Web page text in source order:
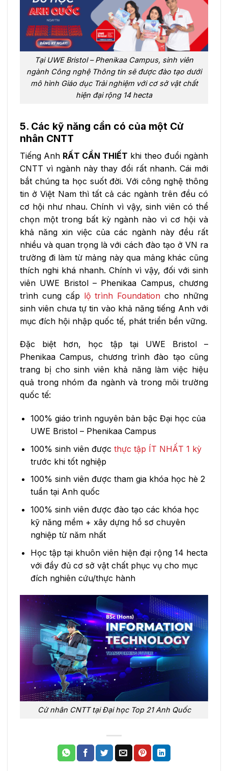
Tại UWE Bristol – Phenikaa Campus, sinh viên
ngành Công nghệ Thông tin sẽ được đào tạo dưới
mô hình Giáo dục Trải nghiệm với cơ sở vật chất
hiện đại rộng 14 hecta
5. Các kỹ năng cần có của một Cử
nhân CNTT
Tiếng Anh RẤT CẦN THIẾT khi theo đuổi ngành
CNTT vì ngành này thay đổi rất nhanh. Cái mới
bắt chúng ta học suốt đời. Với công nghệ thông
tin ở Việt Nam thì tất cả các ngành trên đều có
cơ hội như nhau. Chính vì vậy, sinh viên có thể
chọn một trong bất kỳ ngành nào vì cơ hội và
khả năng xin việc của các ngành này đều rất
nhiều và quan trọng là với cách đào tạo ở VN ra
trường đi làm từ mảng này qua mảng khác cũng
thích nghi khá nhanh. Chính vì vậy, đối với sinh
viên UWE Bristol – Phenikaa Campus, chương
trình cung cấp lộ trình Foundation cho những
sinh viên chưa tự tin vào khả năng tiếng Anh với
mục đích hội nhập quốc tế, phát triển bền vững.
Đặc biệt hơn, học tập tại UWE Bristol –
Phenikaa Campus, chương trình đào tạo cũng
trang bị cho sinh viên khả năng làm việc hiệu
quả trong nhóm đa ngành và trong môi trường
quốc tế:
100% giáo trình nguyên bản bậc Đại học của
UWE Bristol – Phenikaa Campus
100% sinh viên được thực tập ÍT NHẤT 1 kỳ
trước khi tốt nghiệp
100% sinh viên được tham gia khóa học hè 2
tuần tại Anh quốc
100% sinh viên được đào tạo các khóa học
kỹ năng mềm + xây dựng hồ sơ chuyên
nghiệp từ năm nhất
Học tập tại khuôn viên hiện đại rộng 14 hecta
với đầy đủ cơ sở vật chất phục vụ cho mục
đích nghiên cứu/thực hành
Cử nhân CNTT tại Đại học Top 21 Anh Quốc